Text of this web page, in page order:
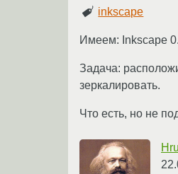
inkscape
Имеем: Inkscape
Задача:
зеркалировать.
Что есть, но не